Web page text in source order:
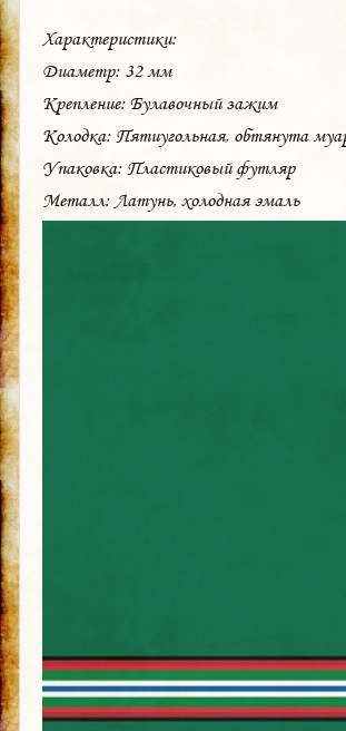
Характеристики:
Диаметр: 32 мм
Крепление: Булавочный зажим
Колодка: Пятиугольная, обтянута
Упаковка: Пластиковый футляр
Металл: Латунь, холодная эмаль